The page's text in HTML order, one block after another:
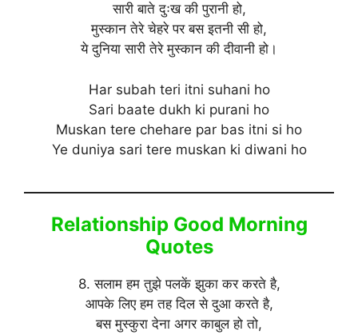
सारी बाते दुःख की पुरानी हो,
मुस्कान तेरे चेहरे पर बस इतनी सी हो,
ये दुनिया सारी तेरे मुस्कान की दीवानी हो।
Har subah teri itni suhani ho
Sari baate dukh ki purani ho
Muskan tere chehare par bas itni si ho
Ye duniya sari tere muskan ki diwani ho
Relationship Good Morning
Quotes
8. सलाम हम तुझे पलकें झुका कर करते है,
आपके लिए हम तह दिल से दुआ करते है,
बस मुस्कुरा देना अगर काबुल हो तो,